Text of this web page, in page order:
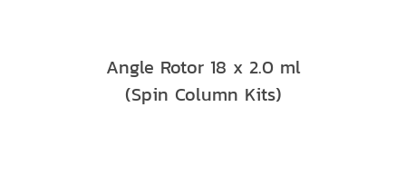
Angle Rotor 18 x 2.0 ml
(Spin Column Kits)